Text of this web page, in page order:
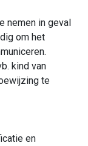
nemen in geval
om het
kind van
te
en